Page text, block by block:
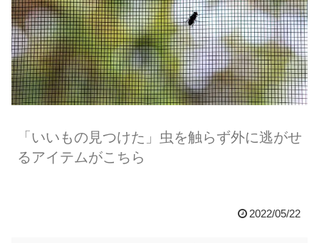
「いいもの見つけた」虫を触らず外に逃がせ
るアイテムがこちら
2022/05/22